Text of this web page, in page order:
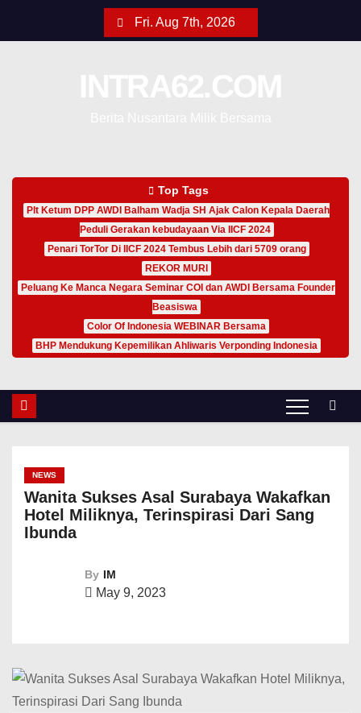
Fri. Aug 7th, 2026
Top Tags
Plt Ketum DPP AWDI Balham Wadja SH Ajak Calon Kepala Daerah
Peduli Gerakan kebudayaan Via IICF 2024
Penari TorTor Di IICF 2024 Tembus Lebih dari 5709 orang
REKOR MURI
Peluang Ke Manca Negara Seminar COI dan AWDI Bersama Founder
Beasiswa
Color Of Indonesia WEBINAR Bersama
BHP Mendukung Kepemilikan Ahliwaris Verponding Indonesia
NEWS
Wanita Sukses Asal Surabaya Wakafkan
Hotel Miliknya, Terinspirasi Dari Sang
Ibunda
By IM
May 9, 2023